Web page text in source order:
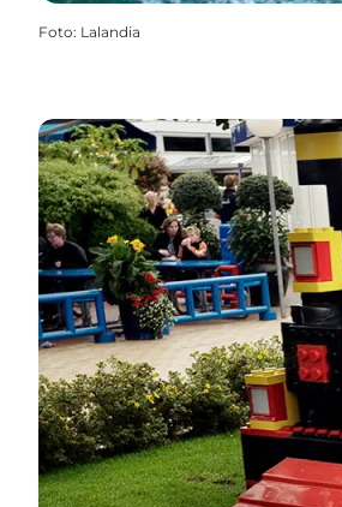
Foto: Lalandia
Se åbningstiderne i LEGOLAND